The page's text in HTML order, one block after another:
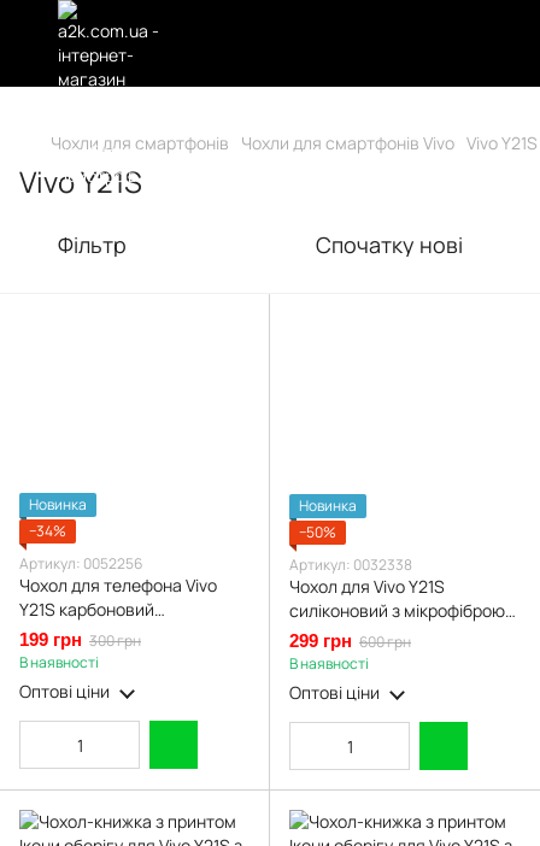
Чохли для смартфонів Чохли для смартфонів Vivo Vivo Y21S
Vivo Y21S
Фільтр Спочатку нові
Новинка
−34%
Артикул: 0052256
Чохол для телефона Vivo
Y21S карбоновий
протиударний з високими
бортами чорний
199 грн 300 грн
В наявності
Оптові ціни
Новинка
−50%
Артикул: 0032338
Чохол для Vivo Y21S
силіконовий з мікрофіброю
нековзний на віво у21с синій
299 грн 600 грн
В наявності
Оптові ціни